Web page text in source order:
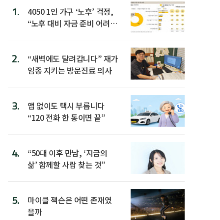
1.
4050 1인 가구 ‘노후’ 걱정,
“노후 대비 자금 준비 어려
2.
“새벽에도 달려갑니다” 재가
임종 지키는 방문진료 의사
3.
앱 없이도 택시 부릅니다
“120 전화 한 통이면 끝”
4.
“50대 이후 만남, ‘지금의
삶’ 함께할 사람 찾는 것”
5.
마이클 잭슨은 어떤 존재였
을까